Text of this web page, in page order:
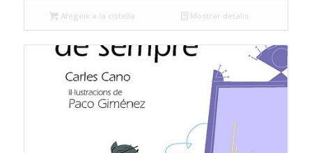
Afegeix a la cistella Mostrar detalls